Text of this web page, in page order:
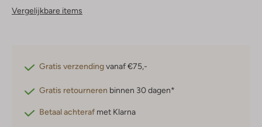
Vergelijkbare items
Gratis verzendingvanaf €75,-
Gratis retourneren binnen 30 dagen*
Betaal achteraf met Klarna